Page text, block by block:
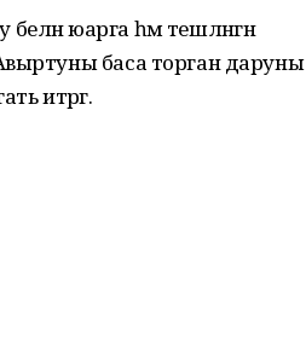
юарга һәм тешләнгән
баса торган даруны
итәргә.